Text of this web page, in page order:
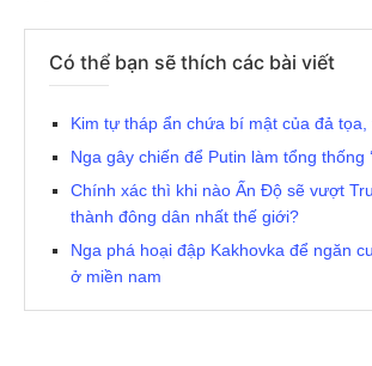
Có thể bạn sẽ thích các bài viết
Kim tự tháp ẩn chứa bí mật của đả tọa,
Nga gây chiến để Putin làm tổng thống
Chính xác thì khi nào Ấn Độ sẽ vượt
thành đông dân nhất thế giới?
Nga phá hoại đập Kakhovka để ngăn
ở miền nam